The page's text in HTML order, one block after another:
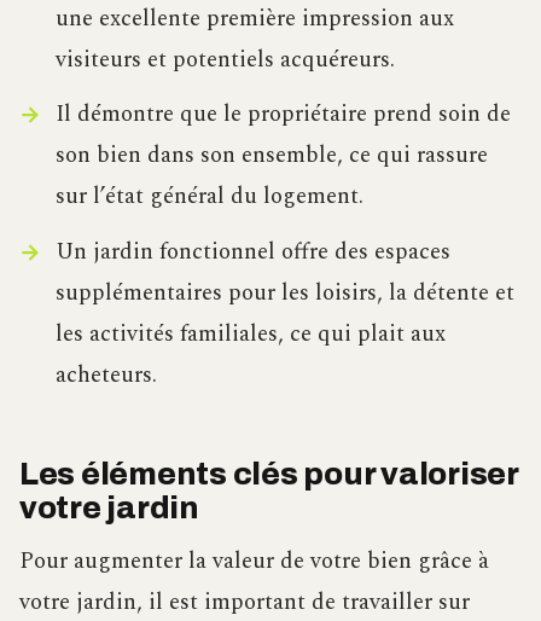
une excellente première impression aux
visiteurs et potentiels acquéreurs.
Il démontre que le propriétaire prend soin de
son bien dans son ensemble, ce qui rassure
sur l’état général du logement.
Un jardin fonctionnel offre des espaces
supplémentaires pour les loisirs, la détente et
les activités familiales, ce qui plait aux
acheteurs.
Les éléments clés pour valoriser
votre jardin
Pour augmenter la valeur de votre bien grâce à
votre jardin, il est important de travailler sur